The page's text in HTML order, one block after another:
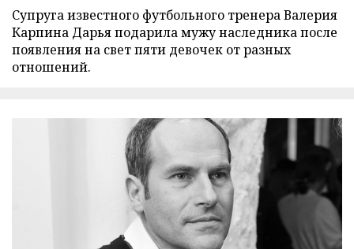
Супруга известного футбольного тренера Валерия
Карпина Дарья подарила мужу наследника после
появления на свет пяти девочек от разных
отношений.